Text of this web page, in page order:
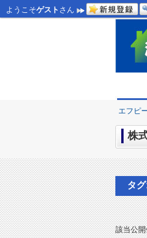
ようこそゲスト さん
エフピ
株
タ
該当公